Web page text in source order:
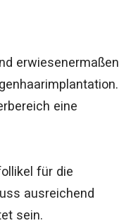
erwiesenermaßen
eine
für die
ausreichend
sein.